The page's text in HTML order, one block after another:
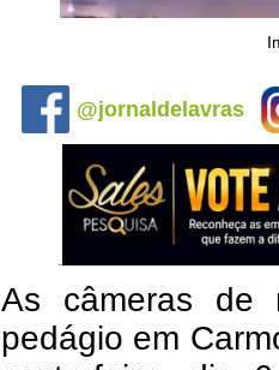
@jornaldelavras
As câmeras de
pedágio em